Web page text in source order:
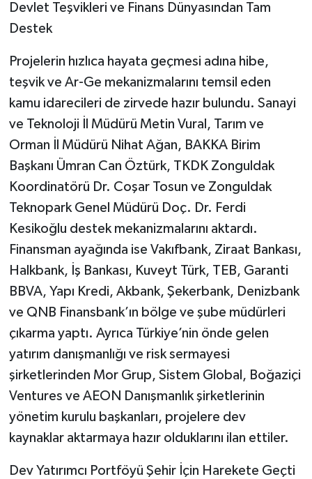
​Devlet Teşvikleri ve Finans Dünyasından Tam
Destek
​Projelerin hızlıca hayata geçmesi adına hibe,
teşvik ve Ar-Ge mekanizmalarını temsil eden
kamu idarecileri de zirvede hazır bulundu. Sanayi
ve Teknoloji İl Müdürü Metin Vural, Tarım ve
Orman İl Müdürü Nihat Ağan, BAKKA Birim
Başkanı Ümran Can Öztürk, TKDK Zonguldak
Koordinatörü Dr. Coşar Tosun ve Zonguldak
Teknopark Genel Müdürü Doç. Dr. Ferdi
Kesikoğlu destek mekanizmalarını aktardı.
​Finansman ayağında ise Vakıfbank, Ziraat Bankası,
Halkbank, İş Bankası, Kuveyt Türk, TEB, Garanti
BBVA, Yapı Kredi, Akbank, Şekerbank, Denizbank
ve QNB Finansbank’ın bölge ve şube müdürleri
çıkarma yaptı. Ayrıca Türkiye’nin önde gelen
yatırım danışmanlığı ve risk sermayesi
şirketlerinden Mor Grup, Sistem Global, Boğaziçi
Ventures ve AEON Danışmanlık şirketlerinin
yönetim kurulu başkanları, projelere dev
kaynaklar aktarmaya hazır olduklarını ilan ettiler.
​Dev Yatırımcı Portföyü Şehir İçin Harekete Geçti